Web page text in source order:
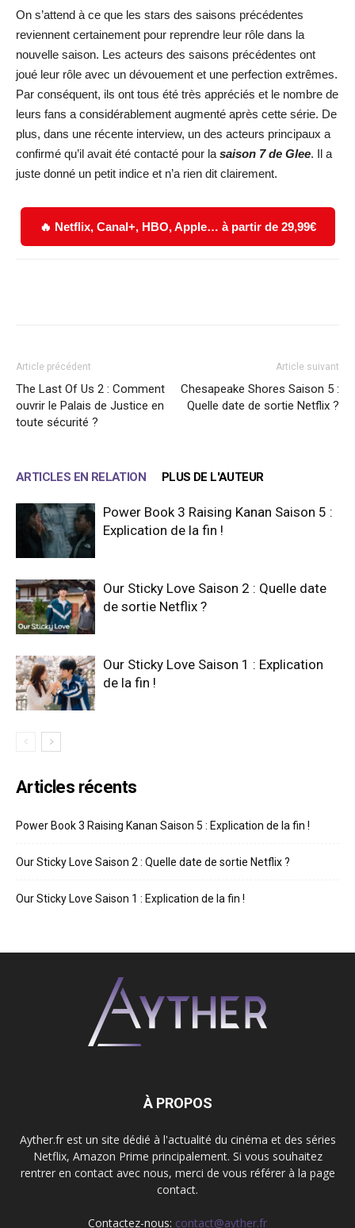
On s’attend à ce que les stars des saisons précédentes
reviennent certainement pour reprendre leur rôle dans la
nouvelle saison. Les acteurs des saisons précédentes ont
joué leur rôle avec un dévouement et une perfection extrêmes.
Par conséquent, ils ont tous été très appréciés et le nombre de
leurs fans a considérablement augmenté après cette série. De
plus, dans une récente interview, un des acteurs principaux a
confirmé qu’il avait été contacté pour la saison 7 de Glee. Il a
juste donné un petit indice et n’a rien dit clairement.
🔥 Netflix, Canal+, HBO, Apple… à partir de 29,99€
Article précédent
The Last Of Us 2 : Comment
ouvrir le Palais de Justice en
toute sécurité ?
Article suivant
Chesapeake Shores Saison 5 :
Quelle date de sortie Netflix ?
ARTICLES EN RELATION PLUS DE L'AUTEUR
Power Book 3 Raising Kanan Saison 5 :
Explication de la fin !
Our Sticky Love Saison 2 : Quelle date
de sortie Netflix ?
Our Sticky Love Saison 1 : Explication
de la fin !
Articles récents
Power Book 3 Raising Kanan Saison 5 : Explication de la fin !
Our Sticky Love Saison 2 : Quelle date de sortie Netflix ?
Our Sticky Love Saison 1 : Explication de la fin !
À PROPOS
Ayther.fr est un site dédié à l'actualité du cinéma et des séries
Netflix, Amazon Prime principalement. Si vous souhaitez
rentrer en contact avec nous, merci de vous référer à la page
contact.
Contactez-nous: contact@ayther.fr